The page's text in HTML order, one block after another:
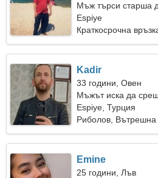
Мъж търси старша
Espiye
Краткосрочна
Kadir
33 години, Овен
Мъжът иска да
Espiye, Турция
Риболов,
Emine
25 години, Лъв